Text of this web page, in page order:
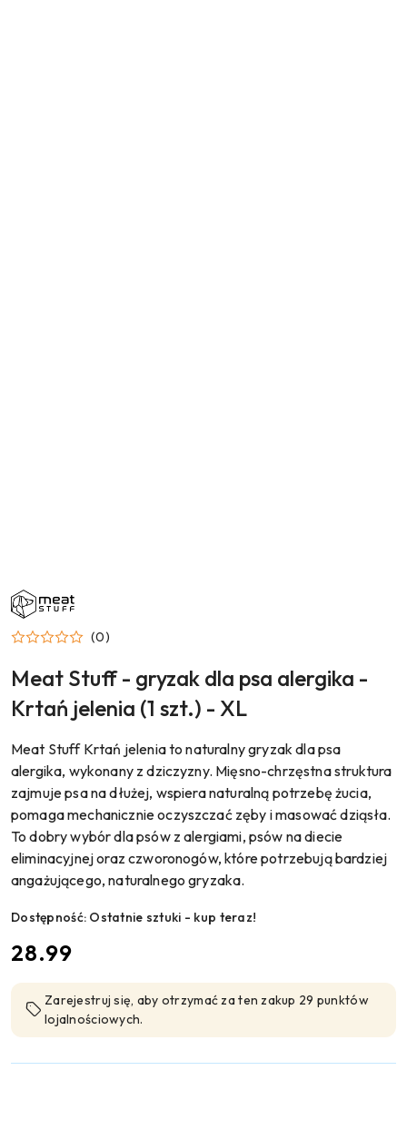
NAZWA
PRODUCENTA:
MEAT
STUFF (0)
Meat Stuff - gryzak dla psa alergika -
Krtań jelenia (1 szt.) - XL
Meat Stuff Krtań jelenia to naturalny gryzak dla psa
alergika, wykonany z dziczyzny. Mięsno-chrzęstna struktura
zajmuje psa na dłużej, wspiera naturalną potrzebę żucia,
pomaga mechanicznie oczyszczać zęby i masować dziąsła.
To dobry wybór dla psów z alergiami, psów na diecie
eliminacyjnej oraz czworonogów, które potrzebują bardziej
angażującego, naturalnego gryzaka.
Dostępność: Ostatnie sztuki - kup teraz!
cena:
28.99
Zarejestruj się, aby otrzymać za ten zakup 29 punktów
lojalnościowych.